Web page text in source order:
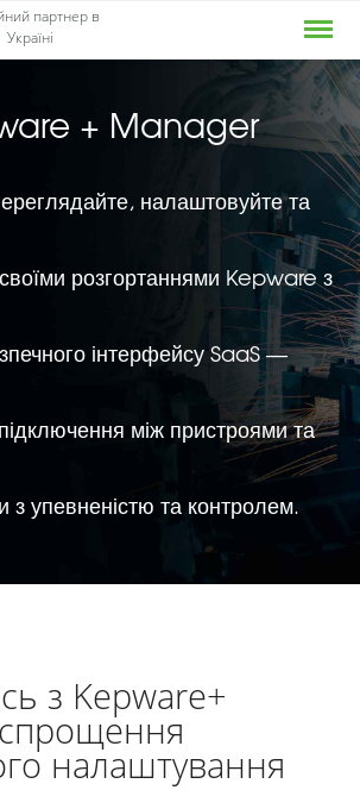
партнер в
Україні
Menu
+ Manager
налаштовуйте та
розгортаннями Kepware з
інтерфейсу SaaS —
між пристроями та
з упевненістю та контролем.
з Kepware+
налаштування